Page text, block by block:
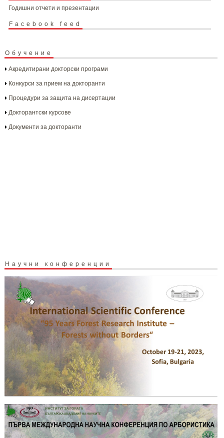
Годишни отчети и презентации
Facebook feed
Обучение
Акредитирани докторски програми
Конкурси за прием на докторанти
Процедури за защита на дисертации
Докторантски курсове
Документи за докторанти
Научни конференции